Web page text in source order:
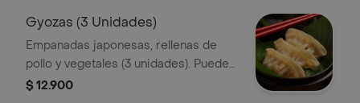
Gyozas (3 Unidades)
Empanadas japonesas, rellenas de
pollo y vegetales (3 unidades). Puedes
pedirlas fritas o a la plancha.
$ 12.900